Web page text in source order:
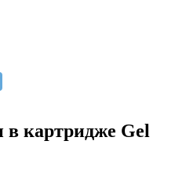
в картридже Gel